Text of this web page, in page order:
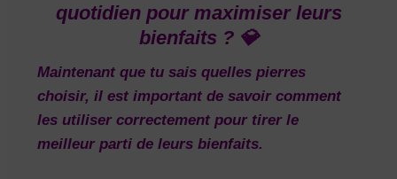
quotidien pour maximiser leurs
bienfaits ? 💎
Maintenant que tu sais quelles pierres
choisir, il est important de savoir comment
les utiliser correctement pour tirer le
meilleur parti de leurs bienfaits.